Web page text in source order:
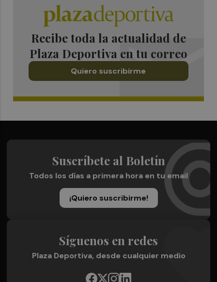
Recibe toda la actualidad de
Plaza Deportiva en tu correo
Quiero suscribirme
Suscríbete al Boletín
Todos los días a primera hora en tu email
¡Quiero suscribirme!
Síguenos en redes
Plaza Deportiva, desde cualquier medio